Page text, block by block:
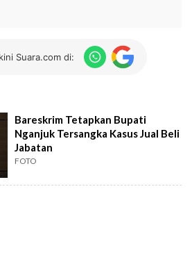
Suara.com di:
Bareskrim Tetapkan Bupati
Nganjuk Tersangka Kasus Jual Beli
Jabatan
FOTO